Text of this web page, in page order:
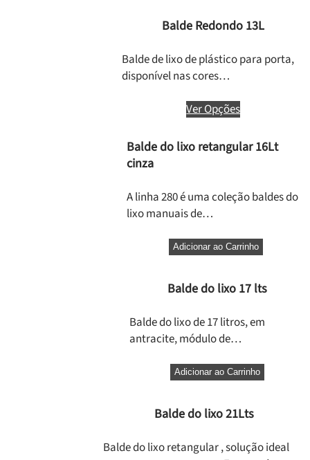
Balde Redondo 13L
Balde de lixo de plástico para porta,
disponível nas cores…
Ver Opções
Balde do lixo retangular 16Lt
cinza
A linha 280 é uma coleção baldes do
lixo manuais de…
Adicionar ao Carrinho
Balde do lixo 17 lts
Balde do lixo de 17 litros, em
antracite, módulo de…
Adicionar ao Carrinho
Balde do lixo 21Lts
Balde do lixo retangular , solução ideal